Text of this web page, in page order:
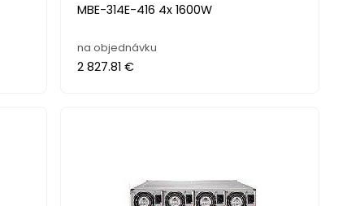
MBE-314E-416 4x 1600W
na objednávku
2 827.81 €